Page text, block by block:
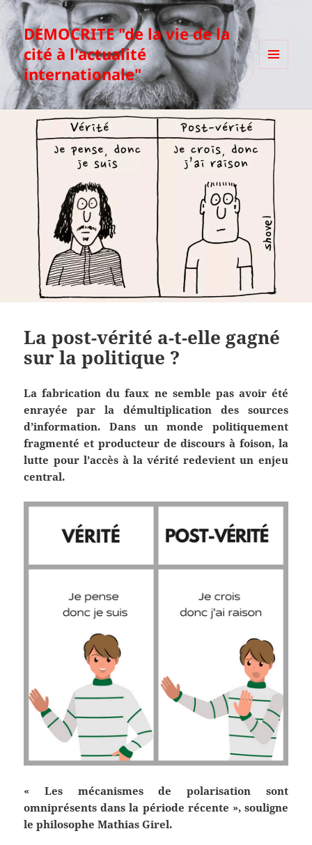
DEMOCRITE "de la vie de la
cité à l'actualité
internationale"
La post-vérité a-t-elle gagné
sur la politique ?
La fabrication du faux ne semble pas avoir été
enrayée par la démultiplication des sources
d’information. Dans un monde politiquement
fragmenté et producteur de discours à foison, la
lutte pour l’accès à la vérité redevient un enjeu
central.
« Les mécanismes de polarisation sont
omniprésents dans la période récente », souligne
le philosophe Mathias Girel.